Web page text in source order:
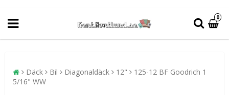
0
Däck Bil Diagonaldäck 12"
125-12 BF Goodrich 1
5/16" WW